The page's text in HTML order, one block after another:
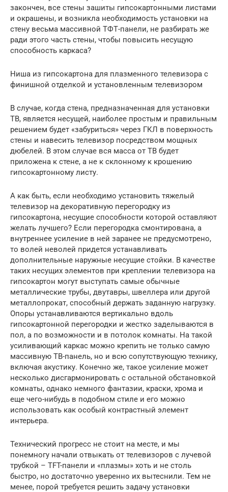
закончен, все стены зашиты гипсокартонными листами
и окрашены, и возникла необходимость установки на
стену весьма массивной ТФТ-панели, не разбирать же
ради этого часть стены, чтобы повысить несущую
способность каркаса?
Ниша из гипсокартона для плазменного телевизора с
финишной отделкой и установленным телевизором
В случае, когда стена, предназначенная для установки
ТВ, является несущей, наиболее простым и правильным
решением будет «забуриться» через ГКЛ в поверхность
стены и навесить телевизор посредством мощных
дюбелей. В этом случае вся масса от ТВ будет
приложена к стене, а не к склонному к крошению
гипсокартонному листу.
А как быть, если необходимо установить тяжелый
телевизор на декоративную перегородку из
гипсокартона, несущие способности которой оставляют
желать лучшего? Если перегородка смонтирована, а
внутреннее усиление в ней заранее не предусмотрено,
то волей неволей придется устанавливать
дополнительные наружные несущие стойки. В качестве
таких несущих элементов при креплении телевизора на
гипсокартон могут выступать самые обычные
металлические трубы, двутавры, швеллера или другой
металлопрокат, способный держать заданную нагрузку.
Опоры устанавливаются вертикально вдоль
гипсокартонной перегородки и жестко заделываются в
пол, а по возможности и в потолок комнаты. На такой
усиливающий каркас можно крепить не только самую
массивную ТВ-панель, но и всю сопутствующую технику,
включая акустику. Конечно же, такое усиление может
несколько дисгармонировать с остальной обстановкой
комнаты, однако немного фантазии, краски, хрома и
еще чего-нибудь в подобном стиле и его можно
использовать как особый контрастный элемент
интерьера.
Технический прогресс не стоит на месте, и мы
понемногу начали отвыкать от телевизоров с лучевой
трубкой – TFT-панели и «плазмы» хоть и не столь
быстро, но достаточно уверенно их вытеснили. Тем не
менее, порой требуется решить задачу установки